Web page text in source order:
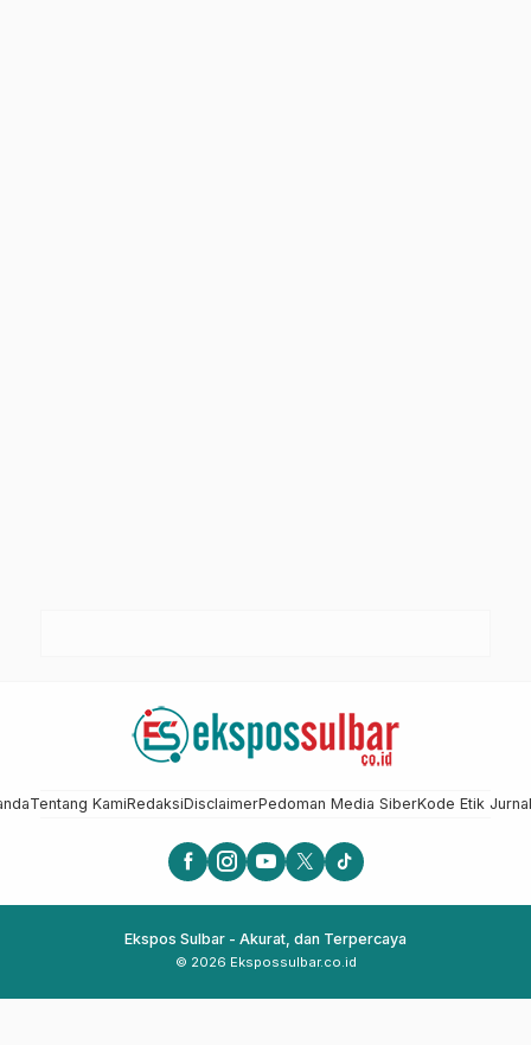
Tentang KamiRedaksiDisclaimerPedoman Media SiberKode Etik
Ekspos Sulbar - Akurat, dan Terpercaya
© 2026 Ekspossulbar.co.id